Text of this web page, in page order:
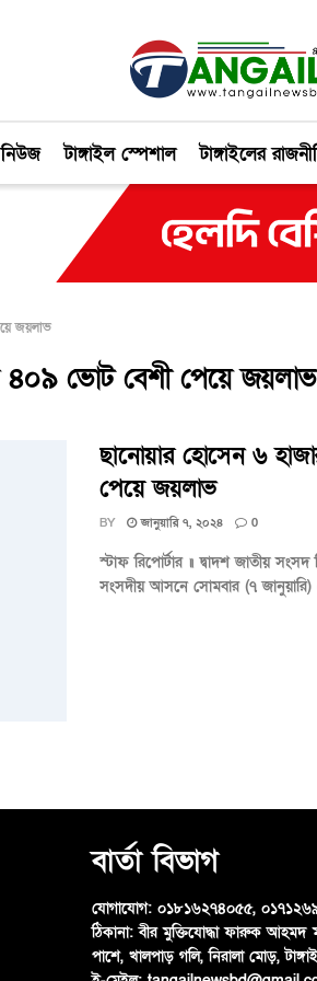
টাঙ্গাইল স্পেশাল টাঙ্গাইলের
জয়লাভ
৪০৯ ভোট বেশী পেয়ে জয়লাভ
ছানোয়ার হোসেন ৬
পেয়ে জয়লাভ
BY জানুয়ারি ৭, ২০২৪ 0
স্টাফ রিপোর্টার ॥ দ্বাদশ জাতীয় সংসদ
সংসদীয় আসনে সোমবার (৭
বার্তা বিভাগ
যোগাযোগ: ০১৮১৬২৭৪০৫৫,
ঠিকানা:বীর মুক্তিযোদ্ধা ফারুক আহমদ
পাশে, খালপাড় গলি, নিরালা মোড়,